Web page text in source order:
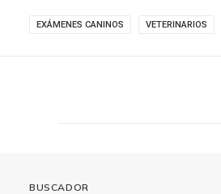
EXÁMENES CANINOS VETERINARIOS
BUSCADOR